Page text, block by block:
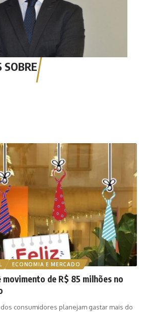
ECONOMIA E MERCADO
movimento de R$ 85 milhões no
consumidores planejam gastar mais do